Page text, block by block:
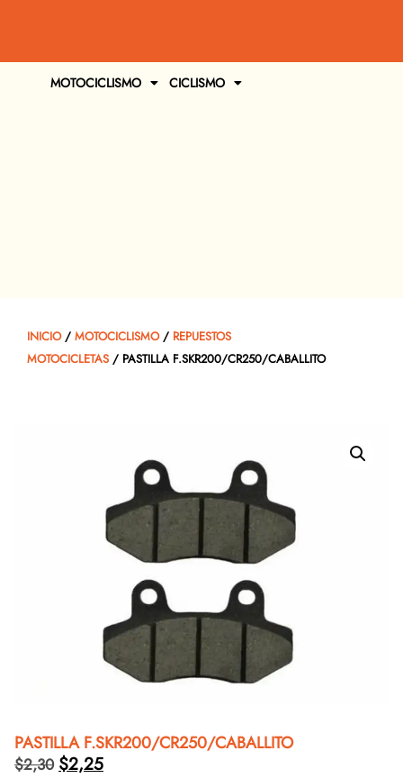
MOTOCICLISMO CICLISMO
INICIO/ MOTOCICLISMO/ REPUESTOS
MOTOCICLETAS / PASTILLA F.SKR200/CR250/CABALLITO
PASTILLA F.SKR200/CR250/CABALLITO
$2,30 $2,25